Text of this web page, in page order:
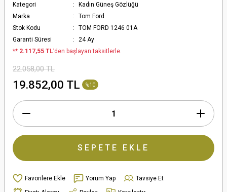
Kategori
Kadın Güneş Gözlüğü
Marka
Tom Ford
Stok Kodu
TOM FORD 1246 01A
Garanti Süresi
24 Ay
** 2.117,55 TL’den başlayan taksitlerle.
22.058,00 TL
19.852,00 TL %10
SEPETE EKLE
Yorum Yap
Tavsiye Et